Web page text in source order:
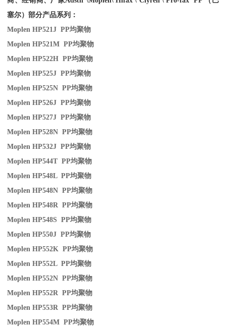
塞尔）部分产品系列：
Moplen HP521J PP均聚物
Moplen HP521M PP均聚物
Moplen HP522H PP均聚物
Moplen HP525J PP均聚物
Moplen HP525N PP均聚物
Moplen HP526J PP均聚物
Moplen HP527J PP均聚物
Moplen HP528N PP均聚物
Moplen HP532J PP均聚物
Moplen HP544T PP均聚物
Moplen HP548L PP均聚物
Moplen HP548N PP均聚物
Moplen HP548R PP均聚物
Moplen HP548S PP均聚物
Moplen HP550J PP均聚物
Moplen HP552K PP均聚物
Moplen HP552L PP均聚物
Moplen HP552N PP均聚物
Moplen HP552R PP均聚物
Moplen HP553R PP均聚物
Moplen HP554M PP均聚物